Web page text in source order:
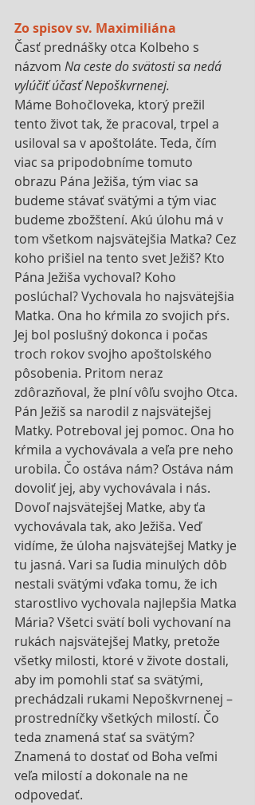
Zo spisov sv. Maximiliána
Časť prednášky otca Kolbeho s
názvom Na ceste do svätosti sa nedá
vylúčiť účasť Nepoškvrnenej.
Máme Bohočloveka, ktorý prežil
tento život tak, že pracoval, trpel a
usiloval sa v apoštoláte. Teda, čím
viac sa pripodobníme tomuto
obrazu Pána Ježiša, tým viac sa
budeme stávať svätými a tým viac
budeme zbožštení. Akú úlohu má v
tom všetkom najsvätejšia Matka? Cez
koho prišiel na tento svet Ježiš? Kto
Pána Ježiša vychoval? Koho
poslúchal? Vychovala ho najsvätejšia
Matka. Ona ho kŕmila zo svojich pŕs.
Jej bol poslušný dokonca i počas
troch rokov svojho apoštolského
pôsobenia. Pritom neraz
zdôrazňoval, že plní vôľu svojho Otca.
Pán Ježiš sa narodil z najsvätejšej
Matky. Potreboval jej pomoc. Ona ho
kŕmila a vychovávala a veľa pre neho
urobila. Čo ostáva nám? Ostáva nám
dovoliť jej, aby vychovávala i nás.
Dovoľ najsvätejšej Matke, aby ťa
vychovávala tak, ako Ježiša. Veď
vidíme, že úloha najsvätejšej Matky je
tu jasná. Vari sa ľudia minulých dôb
nestali svätými vďaka tomu, že ich
starostlivo vychovala najlepšia Matka
Mária? Všetci svätí boli vychovaní na
rukách najsvätejšej Matky, pretože
všetky milosti, ktoré v živote dostali,
aby im pomohli stať sa svätými,
prechádzali rukami Nepoškvrnenej –
prostredníčky všetkých milostí. Čo
teda znamená stať sa svätým?
Znamená to dostať od Boha veľmi
veľa milostí a dokonale na ne
odpovedať.